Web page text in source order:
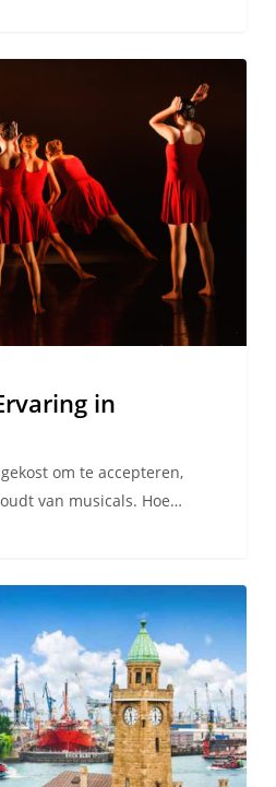
in
om te accepteren,
van musicals. Hoe…